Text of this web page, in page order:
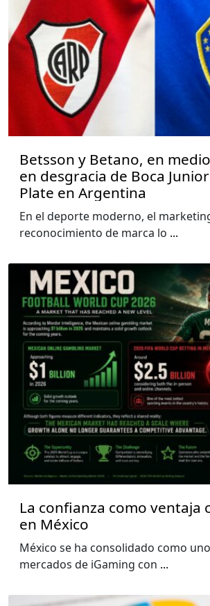
Betsson y Betano, en
en desgracia de Boca
Plate en Argentina
En el deporte moderno, el
reconocimiento de marca lo ...
La confianza como ventaja
en México
México se ha consolidado como
mercados de iGaming con ...